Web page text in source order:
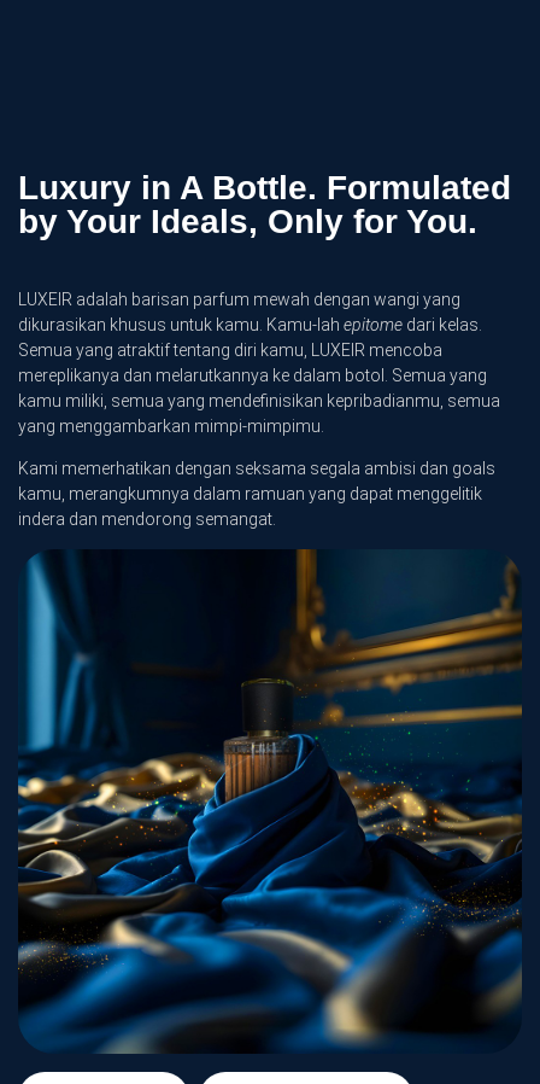
Luxury in A Bottle. Formulated
by Your Ideals, Only for You.
LUXEIR adalah barisan parfum mewah dengan wangi yang
dikurasikan khusus untuk kamu. Kamu-lah epitome dari kelas.
Semua yang atraktif tentang diri kamu, LUXEIR mencoba
mereplikanya dan melarutkannya ke dalam botol. Semua yang
kamu miliki, semua yang mendefinisikan kepribadianmu, semua
yang menggambarkan mimpi-mimpimu.
Kami memerhatikan dengan seksama segala ambisi dan goals
kamu, merangkumnya dalam ramuan yang dapat menggelitik
indera dan mendorong semangat.